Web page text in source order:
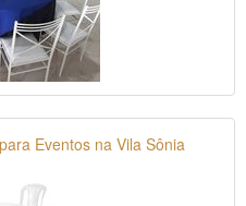
Eventos na Vila Sônia